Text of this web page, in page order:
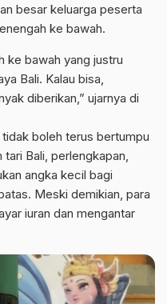
besar keluarga peserta
ke bawah.
ke bawah yang justru
Bali. Kalau bisa,
diberikan,” ujarnya di
boleh terus bertumpu
Bali, perlengkapan,
angka kecil bagi
Meski demikian, para
iuran dan mengantar